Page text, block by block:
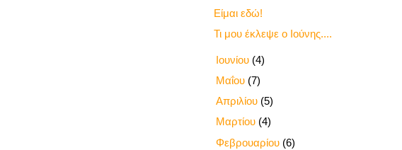
Είμαι εδώ!
Τι μου έκλεψε ο Ιούνης....
Ιουνίου (4)
Μαΐου (7)
Απριλίου (5)
Μαρτίου (4)
Φεβρουαρίου (6)